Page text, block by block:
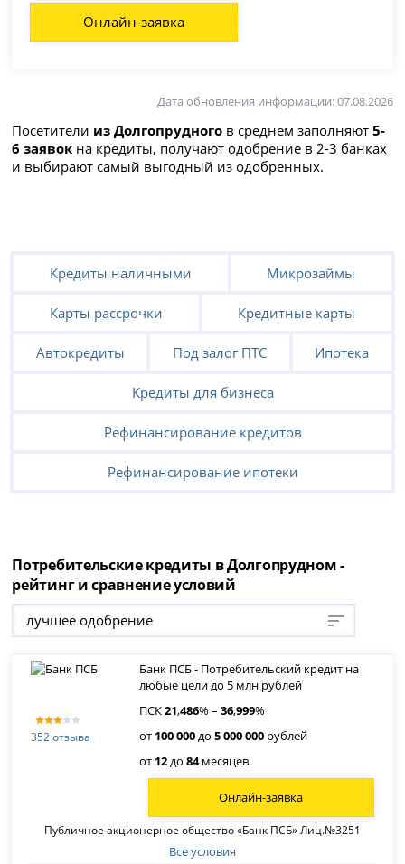
Онлайн-заявка
Дата обновления информации: 07.08.2026
Посетители из Долгопрудного в среднем заполняют5-
6 заявок на кредиты, получают одобрение в 2-3 банках
и выбирают самый выгодный из одобренных.
Кредиты наличными Микрозаймы
Карты рассрочки Кредитные карты
Автокредиты Под залог ПТС Ипотека
Кредиты для бизнеса
Рефинансирование кредитов
Рефинансирование ипотеки
Потребительские кредиты в Долгопрудном -
рейтинг и сравнение условий
лучшее одобрение
352 отзыва
Банк ПСБ - Потребительский кредит на
любые цели до 5 млн рублей
ПСК21,486% –36,999%
от 100 000до5 000 000 рублей
от 12до84месяцев
Все условия
Публичное акционерное общество «Банк ПСБ» Лиц.№3251
Онлайн-заявка